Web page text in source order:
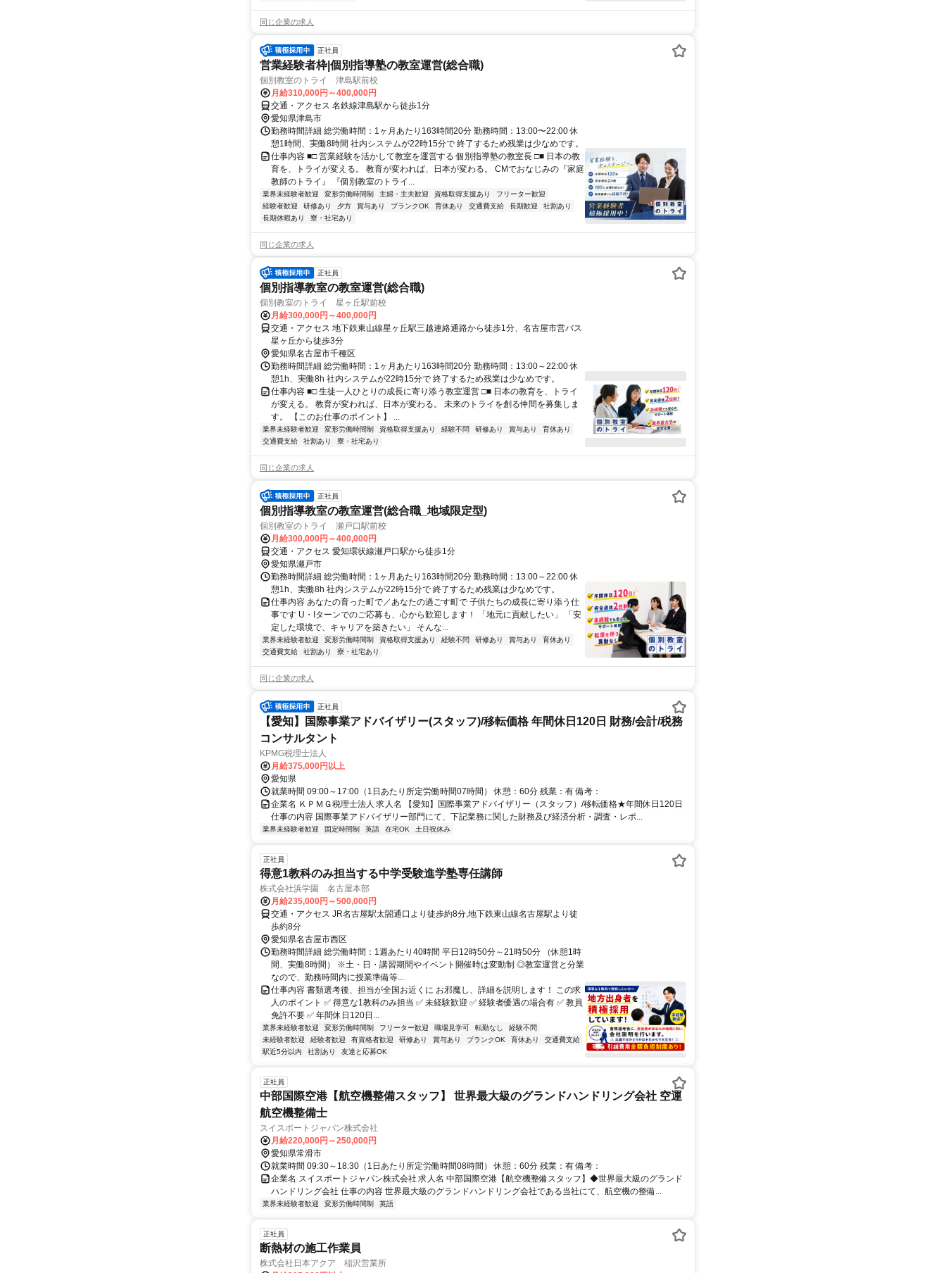
同じ企業の求人
正社員
営業経験者枠|個別指導塾の教室運営(総合職)
個別教室のトライ 津島駅前校
月給310,000円～400,000円
交通・アクセス 名鉄線津島駅から徒歩1分
愛知県津島市
勤務時間詳細 総労働時間：1ヶ月あたり163時間20分 勤務時間：13:00〜22:00 休
憩1時間、実働8時間 社内システムが22時15分で 終了するため残業は少なめです。
仕事内容 ■□ 営業経験を活かして教室を運営する 個別指導塾の教室長 □■ 日本の教
育を、トライが変える。 教育が変われば、日本が変わる。 CMでおなじみの『家庭
教師のトライ』 『個別教室のトライ...
業界未経験者歓迎 変形労働時間制 主婦・主夫歓迎 資格取得支援あり
フリーター歓迎
経験者歓迎
研修あり 夕方 賞与あり ブランクOK 育休あり 交通費支給 長期歓迎
社割あり
長期休暇あり
寮・社宅あり
同じ企業の求人
正社員
個別指導教室の教室運営(総合職)
個別教室のトライ 星ヶ丘駅前校
月給300,000円～400,000円
交通・アクセス 地下鉄東山線星ヶ丘駅三越連絡通路から徒歩1分、名古屋市営バス
星ヶ丘から徒歩3分
愛知県名古屋市千種区
勤務時間詳細 総労働時間：1ヶ月あたり163時間20分 勤務時間：13:00～22:00 休
憩1h、実働8h 社内システムが22時15分で 終了するため残業は少なめです。
仕事内容 ■□ 生徒一人ひとりの成長に寄り添う教室運営 □■ 日本の教育を、トライ
が変える。 教育が変われば、日本が変わる。 未来のトライを創る仲間を募集しま
す。 【このお仕事のポイント】 ...
業界未経験者歓迎 変形労働時間制 資格取得支援あり 経験不問 研修あり 賞与あり
育休あり
交通費支給
社割あり 寮・社宅あり
同じ企業の求人
正社員
個別指導教室の教室運営(総合職_地域限定型)
個別教室のトライ 瀬戸口駅前校
月給300,000円～400,000円
交通・アクセス 愛知環状線瀬戸口駅から徒歩1分
愛知県瀬戸市
勤務時間詳細 総労働時間：1ヶ月あたり163時間20分 勤務時間：13:00～22:00 休
憩1h、実働8h 社内システムが22時15分で 終了するため残業は少なめです。
仕事内容 あなたの育った町で／あなたの過ごす町で 子供たちの成長に寄り添う仕
事です U・Iターンでのご応募も、心から歓迎します！ 「地元に貢献したい」 「安
定した環境で、キャリアを築きたい」 そんな...
業界未経験者歓迎 変形労働時間制 資格取得支援あり 経験不問 研修あり 賞与あり
育休あり
交通費支給
社割あり 寮・社宅あり
同じ企業の求人
正社員
【愛知】国際事業アドバイザリー(スタッフ)/移転価格 年間休日120日 財務/会計/税務
コンサルタント
KPMG税理士法人
月給375,000円以上
愛知県
就業時間 09:00～17:00（1日あたり所定労働時間07時間） 休憩：60分 残業：有 備考：
企業名 ＫＰＭＧ税理士法人 求人名 【愛知】国際事業アドバイザリー（スタッフ）/移転価格★年間休日120日
仕事の内容 国際事業アドバイザリー部門にて、下記業務に関した財務及び経済分析・調査・レポ...
業界未経験者歓迎 固定時間制 英語 在宅OK 土日祝休み
正社員
得意1教科のみ担当する中学受験進学塾専任講師
株式会社浜学園 名古屋本部
月給235,000円～500,000円
交通・アクセス JR名古屋駅太閤通口より徒歩約8分,地下鉄東山線名古屋駅より徒
歩約8分
愛知県名古屋市西区
勤務時間詳細 総労働時間：1週あたり40時間 平日12時50分～21時50分 （休憩1時
間、実働8時間） ※土・日・講習期間やイベント開催時は変動制 ◎教室運営と分業
なので、勤務時間内に授業準備等...
仕事内容 書類選考後、担当が全国お近くに お邪魔し、詳細を説明します！ この求
人のポイント ✅ 得意な1教科のみ担当 ✅ 未経験歓迎 ✅ 経験者優遇の場合有 ✅ 教員
免許不要 ✅ 年間休日120日...
業界未経験者歓迎 変形労働時間制 フリーター歓迎 職場見学可 転勤なし
経験不問
未経験者歓迎
経験者歓迎 有資格者歓迎 研修あり 賞与あり ブランクOK 育休あり
交通費支給
駅近5分以内
社割あり 友達と応募OK
正社員
中部国際空港【航空機整備スタッフ】 世界最大級のグランドハンドリング会社 空運
航空機整備士
スイスポートジャパン株式会社
月給220,000円～250,000円
愛知県常滑市
就業時間 09:30～18:30（1日あたり所定労働時間08時間） 休憩：60分 残業：有 備考：
企業名 スイスポートジャパン株式会社 求人名 中部国際空港【航空機整備スタッフ】◆世界最大級のグランド
ハンドリング会社 仕事の内容 世界最大級のグランドハンドリング会社である当社にて、航空機の整備...
業界未経験者歓迎 変形労働時間制 英語
正社員
断熱材の施工作業員
株式会社日本アクア 稲沢営業所